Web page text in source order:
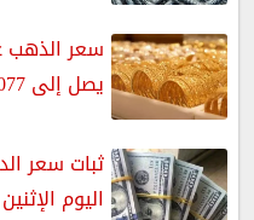
يصل إلى 4077 جنيهًا
ثبات سعر
اليوم الإثنين 10-8-2026